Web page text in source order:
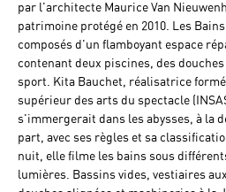
par l'architecte Maurice Van
patrimoine protégé en 2010. Les
composés d'un flamboyant espace
contenant deux piscines, des
sport. Kita Bauchet, réalisatrice
supérieur des arts du spectacle
s'immergerait dans les abysses, à la
part, avec ses règles et sa
nuit, elle filme les bains sous
lumières. Bassins vides, vestiaires